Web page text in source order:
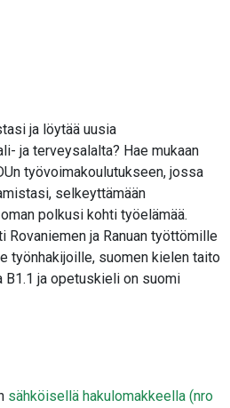
ja löytää uusia
ja terveysalalta? Hae mukaan
työvoimakoulutukseen, jossa
selkeyttämään
polkusi kohti työelämää.
Rovaniemen ja Ranuan työttömille
työnhakijoille, suomen kielen taito
B1.1 ja opetuskieli on suomi
sähköisellä hakulomakkeella (nro